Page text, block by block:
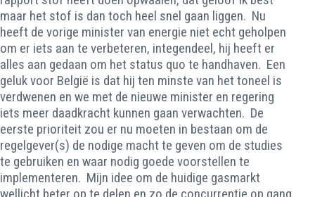
maar het stof is dan toch heel snel gaan liggen. Nu
heeft de vorige minister van energie niet echt geholpen
om er iets aan te verbeteren, integendeel, hij heeft er
alles aan gedaan om het status quo te handhaven. Een
geluk voor België is dat hij ten minste van het toneel is
verdwenen en we met de nieuwe minister en regering
iets meer daadkracht kunnen gaan verwachten. De
eerste prioriteit zou er nu moeten in bestaan om de
regelgever(s) de nodige macht te geven om de studies
te gebruiken en waar nodig goede voorstellen te
implementeren. Mijn idee om de huidige gasmarkt